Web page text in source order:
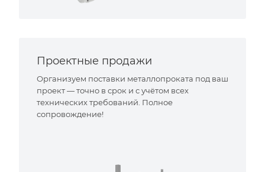
Проектные продажи
Организуем поставки металлопроката под ваш
проект — точно в срок и с учётом всех
технических требований. Полное
сопровождение!